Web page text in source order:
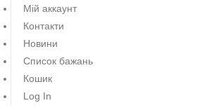
Мій аккаунт
Контакти
Новини
Список бажань
Кошик
Log In